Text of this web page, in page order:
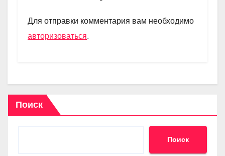
m p
p
a
и
Для отправки комментария вам необходимо
авторизоваться.
Поиск
Поиск